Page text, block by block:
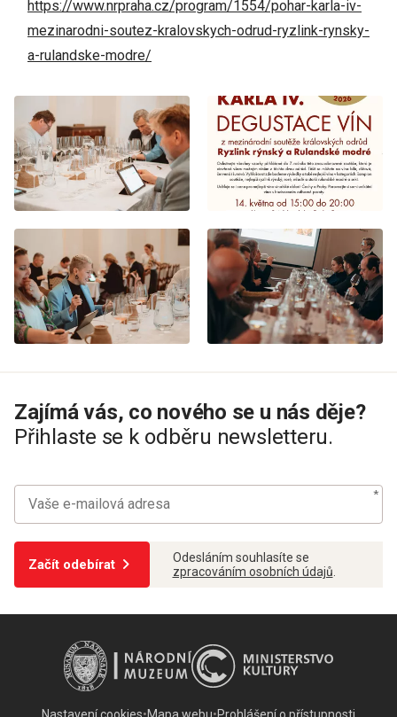
https://www.nrpraha.cz/program/1554/pohar-karla-iv-
mezinarodni-soutez-kralovskych-odrud-ryzlink-rynsky-
a-rulandske-modre/
Zajímá vás, co nového se u nás děje?
Přihlaste se k odběru newsletteru.
Začít odebírat
Odesláním souhlasíte se
zpracováním osobních údajů